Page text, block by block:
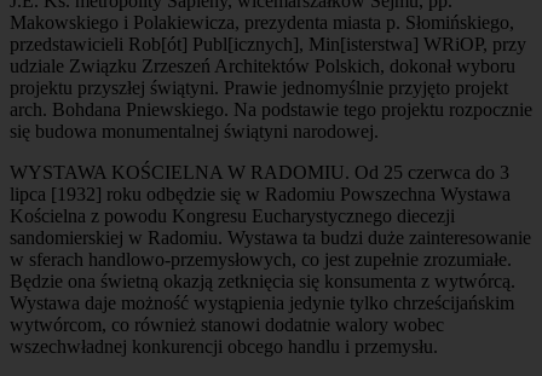
Makowskiego i Polakiewicza, prezydenta miasta p. Słomińskiego,
przedstawicieli Rob[ót] Publ[icznych], Min[isterstwa] WRiOP, przy
udziale Związku Zrzeszeń Architektów Polskich, dokonał wyboru
projektu przyszłej świątyni. Prawie jednomyślnie przyjęto projekt
arch. Bohdana Pniewskiego. Na podstawie tego projektu rozpocznie
się budowa monumentalnej świątyni narodowej.
WYSTAWA KOŚCIELNA W RADOMIU. Od 25 czerwca do 3
lipca [1932] roku odbędzie się w Radomiu Powszechna Wystawa
Kościelna z powodu Kongresu Eucharystycznego diecezji
sandomierskiej w Radomiu. Wystawa ta budzi duże zainteresowanie
w sferach handlowo-przemysłowych, co jest zupełnie zrozumiałe.
Będzie ona świetną okazją zetknięcia się konsumenta z wytwórcą.
Wystawa daje możność wystąpienia jedynie tylko chrześcijańskim
wytwórcom, co również stanowi dodatnie walory wobec
wszechwładnej konkurencji obcego handlu i przemysłu.